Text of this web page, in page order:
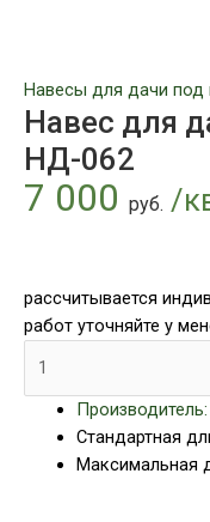
Навесы для дачи под
Навес для
НД-062
7 000 руб. /
рассчитывается
работ уточняйте у
Стандартная
Максимальная